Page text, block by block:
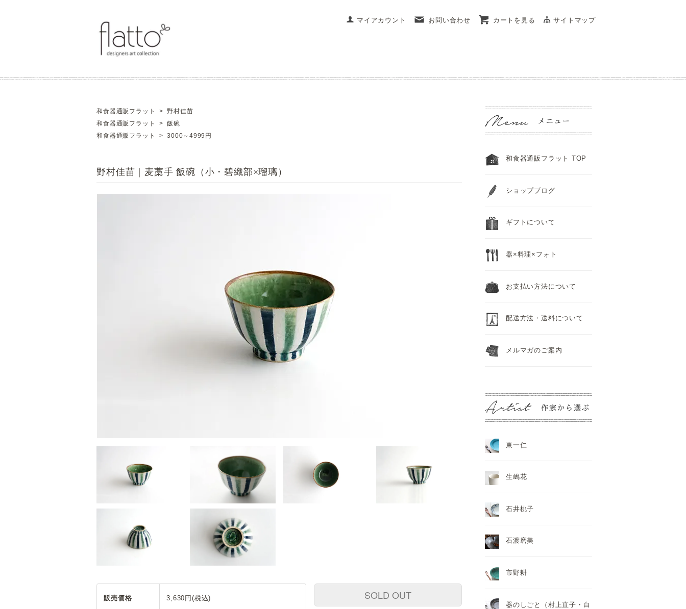
マイアカウント お問い合わせ カートを見る サイトマップ
和食器通販フラット >野村佳苗
和食器通販フラット
>飯碗
和食器通販フラット
>3000～4999円
野村佳苗｜麦藁手 飯碗（小・碧織部×瑠璃）
販売価格 3,630円(税込) SOLD OUT
和食器通販フラット TOP
ショップブログ
ギフトについて
器×料理×フォト
お支払い方法について
配送方法・送料について
メルマガのご案内
東一仁
生嶋花
石井桃子
石渡磨美
市野耕
器のしごと（村上直子・白